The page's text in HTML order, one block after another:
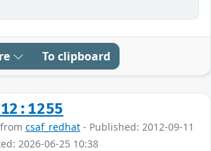
To clipboard
csaf_redhat - Published: 2012-09-11
2026-06-25 10:38